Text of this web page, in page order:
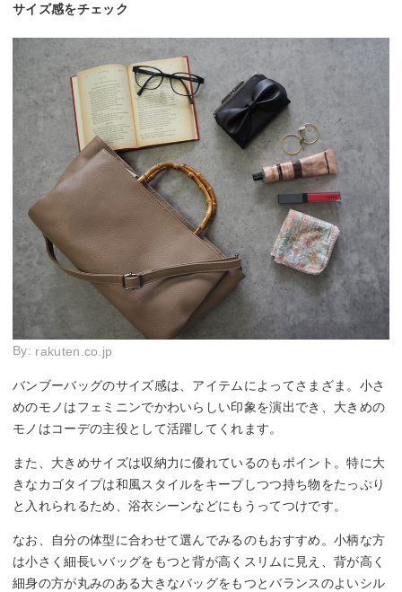
サイズ感をチェック
By: rakuten.co.jp
バンブーバッグのサイズ感は、アイテムによってさまざま。小さ
めのモノはフェミニンでかわいらしい印象を演出でき、大きめの
モノはコーデの主役として活躍してくれます。
また、大きめサイズは収納力に優れているのもポイント。特に大
きなカゴタイプは和風スタイルをキープしつつ持ち物をたっぷり
と入れられるため、浴衣シーンなどにもうってつけです。
なお、自分の体型に合わせて選んでみるのもおすすめ。小柄な方
は小さく細長いバッグをもつと背が高くスリムに見え、背が高く
細身の方が丸みのある大きなバッグをもつとバランスのよいシル